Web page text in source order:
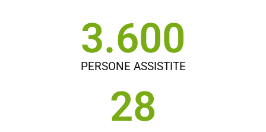
PERSONE ASSISTITE
3.600
28